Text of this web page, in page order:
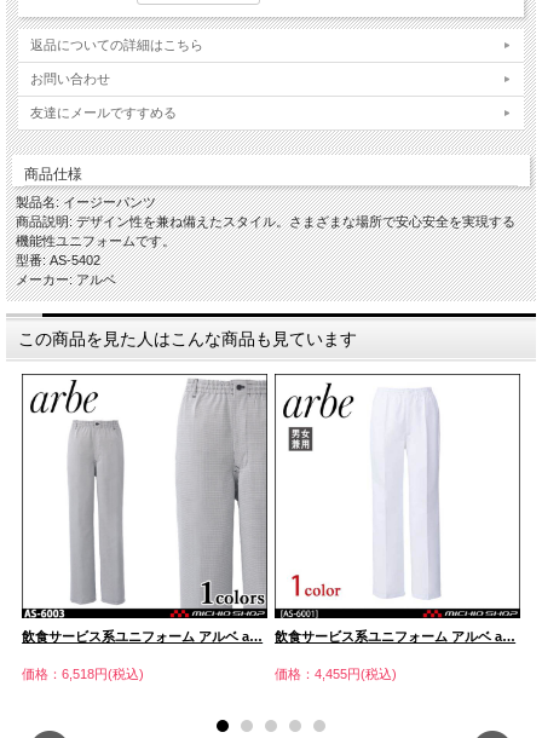
返品についての詳細はこちら
お問い合わせ
友達にメールですすめる
商品仕様
製品名: イージーパンツ
商品説明: デザイン性を兼ね備えたスタイル。さまざまな場所で安心安全を実現する
機能性ユニフォームです。
型番: AS-5402
メーカー: アルベ
この商品を見た人はこんな商品も見ています
飲食サービス系ユニフォーム アルベ a…
価格：6,518円(税込)
飲食サービス系ユニフォーム アルベ a…
価格：4,455円(税込)